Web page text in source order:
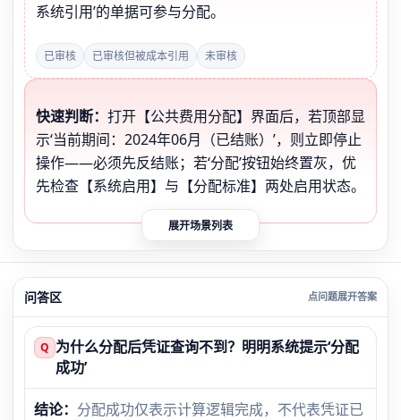
系统引用’的单据可参与分配。
已审核 已审核但被成本引用 未审核
快速判断： 打开【公共费用分配】界面后，若顶部显
示‘当前期间：2024年06月（已结账）’，则立即停止
操作——必须先反结账；若‘分配’按钮始终置灰，优
先检查【系统启用】与【分配标准】两处启用状态。
展开场景列表
问答区
Q 为什么分配后凭证查询不到？明明系统提示‘分配
成功’
结论： 分配成功仅表示计算逻辑完成，不代表凭证已